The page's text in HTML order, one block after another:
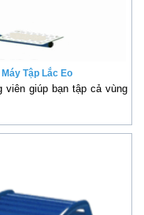
Tập Lắc Eo
viên giúp bạn tập cả vùng